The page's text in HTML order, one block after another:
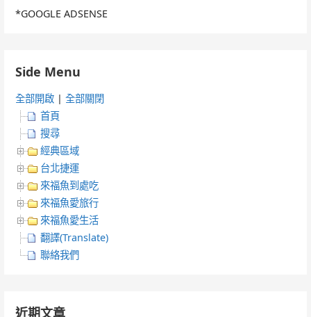
*GOOGLE ADSENSE
Side Menu
全部開啟 |全部關閉
首頁
搜尋
經典區域
台北捷運
來福魚到處吃
來福魚愛旅行
來福魚愛生活
翻譯(Translate)
聯絡我們
近期文章